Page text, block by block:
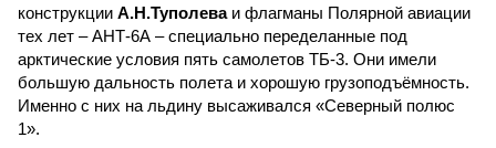
конструкции А.Н.Туполеваи флагманы Полярной авиации
тех лет – АНТ-6А – специально переделанные под
арктические условия пять самолетов ТБ-3. Они имели
большую дальность полета и хорошую грузоподъёмность.
Именно с них на льдину высаживался «Северный полюс
1».